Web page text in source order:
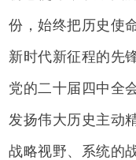
份，始终把历史使
新时代新征程的先
党的二十届四中全
发扬伟大历史主动
战略视野、系统的